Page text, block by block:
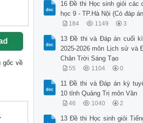
gốc về
16 Đề thi Học sinh giỏi các
học 9 - TP.Hà Nội (Có đáp
184 1149 3
13 Đề thi và Đáp án cuối
2025-2026 môn Lịch sử và
Chân Trời Sáng Tạo
55 1104 0
11 Đề thi và Đáp án kỳ
10 tỉnh Quảng Trị môn Văn
46 1040 2
13 Đề thi Học sinh giỏi